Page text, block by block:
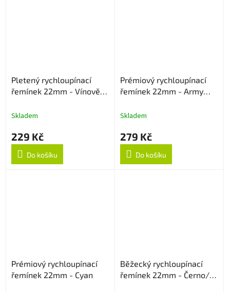
Pletený rychloupínací
řemínek 22mm - Vínově
Skladem
229 Kč
Do košíku
Prémiový rychloupínací
řemínek 22mm - Army
Skladem
279 Kč
Do košíku
Prémiový rychloupínací
řemínek 22mm - Cyan
Běžecký rychloupínací
řemínek 22mm - Černo/